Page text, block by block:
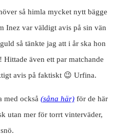
så himla mycket nytt bägge
Inez var väldigt avis på sin vän
så tänkte jag att i år ska hon
även ett par matchande
avis på faktiskt 😉 Urfina.
med också (såna här) för de här
utan mer för torrt vinterväder,